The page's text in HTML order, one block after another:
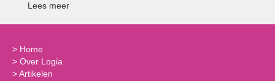
Lees meer
> Home
> Over Logia
>Artikelen